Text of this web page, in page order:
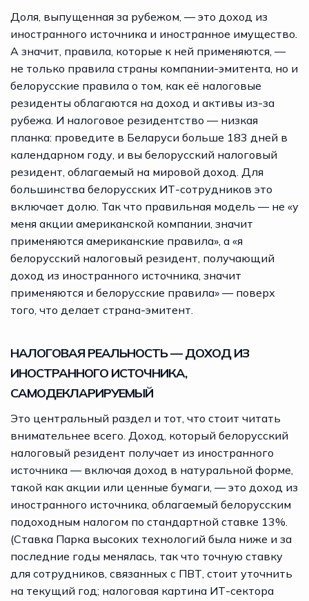
Доля, выпущенная за рубежом, — это доход из
иностранного источника и иностранное имущество.
А значит, правила, которые к ней применяются, —
не только правила страны компании-эмитента, но и
белорусские правила о том, как её налоговые
резиденты облагаются на доход и активы из-за
рубежа. И налоговое резидентство — низкая
планка: проведите в Беларуси больше 183 дней в
календарном году, и вы белорусский налоговый
резидент, облагаемый на мировой доход. Для
большинства белорусских ИТ-сотрудников это
включает долю. Так что правильная модель — не «у
меня акции американской компании, значит
применяются американские правила», а «я
белорусский налоговый резидент, получающий
доход из иностранного источника, значит
применяются и белорусские правила» — поверх
того, что делает страна-эмитент.
НАЛОГОВАЯ РЕАЛЬНОСТЬ — ДОХОД ИЗ
ИНОСТРАННОГО ИСТОЧНИКА,
САМОДЕКЛАРИРУЕМЫЙ
Это центральный раздел и тот, что стоит читать
внимательнее всего. Доход, который белорусский
налоговый резидент получает из иностранного
источника — включая доход в натуральной форме,
такой как акции или ценные бумаги, — это доход из
иностранного источника, облагаемый белорусским
подоходным налогом по стандартной ставке 13%.
(Ставка Парка высоких технологий была ниже и за
последние годы менялась, так что точную ставку
для сотрудников, связанных с ПВТ, стоит уточнить
на текущий год; налоговая картина ИТ-сектора